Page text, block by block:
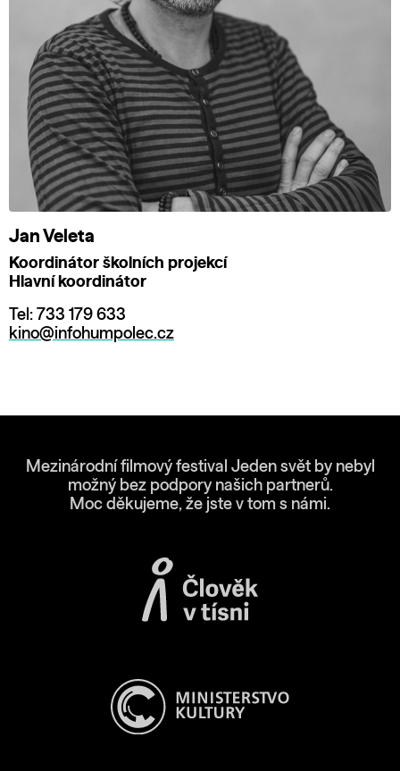
Jan Veleta
Koordinátor školních projekcí
Hlavní koordinátor
Tel: 733 179 633
kino@infohumpolec.cz
Mezinárodní filmový festival Jeden svět by nebyl
možný bez podpory našich partnerů.
Moc děkujeme, že jste v tom s námi.